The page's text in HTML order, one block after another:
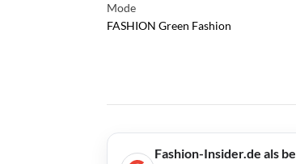
Mode
FASHION Green Fashion
Fashion-Insider.de als